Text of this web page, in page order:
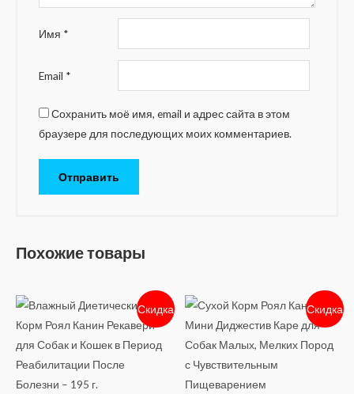
Имя *
Email *
Сохранить моё имя, email и адрес сайта в этом
браузере для последующих моих комментариев.
Похожие товары
Скидка Скидка